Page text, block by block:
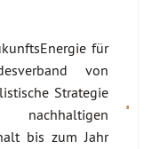
für
von
Strategie
nachhaltigen
bis zum Jahr